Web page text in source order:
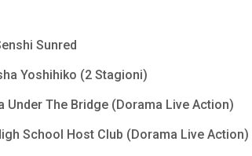
Sunred
Yoshihiko (2 Stagioni)
Under The Bridge (Dorama Live Action)
School Host Club (Dorama Live Action)